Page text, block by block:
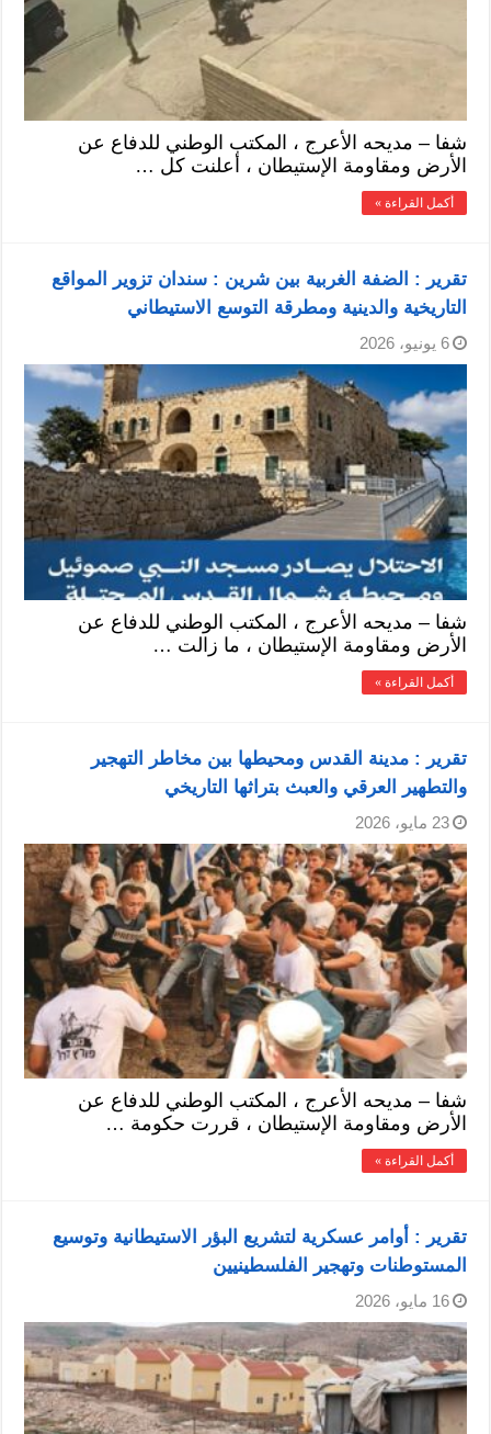
شفا – مديحه الأعرج ، المكتب الوطني للدفاع عن
الأرض ومقاومة الإستيطان ، أعلنت كل …
أكمل القراءة »
تقرير : الضفة الغربية بين شرين : سندان تزوير المواقع
التاريخية والدينية ومطرقة التوسع الاستيطاني
6 يونيو، 2026
شفا – مديحه الأعرج ، المكتب الوطني للدفاع عن
الأرض ومقاومة الإستيطان ، ما زالت …
أكمل القراءة »
تقرير : مدينة القدس ومحيطها بين مخاطر التهجير
والتطهير العرقي والعبث بتراثها التاريخي
23 مايو، 2026
شفا – مديحه الأعرج ، المكتب الوطني للدفاع عن
الأرض ومقاومة الإستيطان ، قررت حكومة …
أكمل القراءة »
تقرير : أوامر عسكرية لتشريع البؤر الاستيطانية وتوسيع
المستوطنات وتهجير الفلسطينيين
16 مايو، 2026